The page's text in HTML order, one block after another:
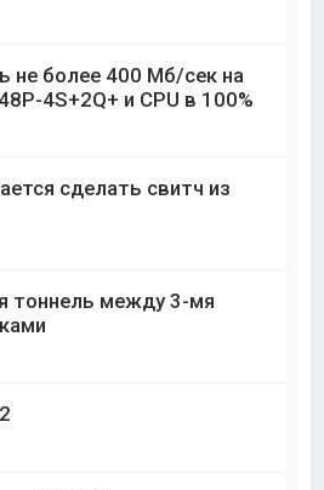
не более 400 Мб/cек на
4S+2Q+ и CPU в 100%
сделать свитч из
тоннель между 3-мя